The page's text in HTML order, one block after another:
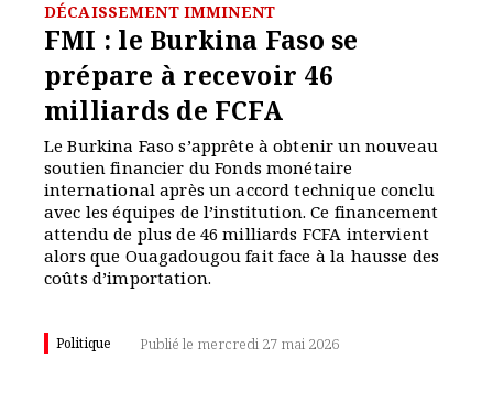
DÉCAISSEMENT IMMINENT
FMI : le Burkina Faso se
prépare à recevoir 46
milliards de FCFA
Le Burkina Faso s’apprête à obtenir un nouveau
soutien financier du Fonds monétaire
international après un accord technique conclu
avec les équipes de l’institution. Ce financement
attendu de plus de 46 milliards FCFA intervient
alors que Ouagadougou fait face à la hausse des
coûts d’importation.
Politique Publié le mercredi 27 mai 2026